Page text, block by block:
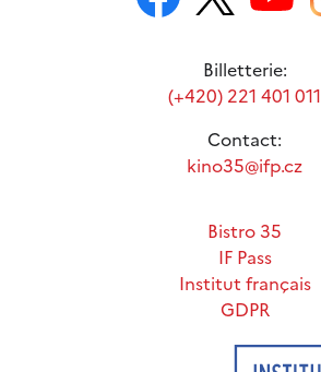
Billetterie:
(+420) 221 401 011
Contact:
kino35@ifp.cz
Bistro 35
IF Pass
Institut français
GDPR